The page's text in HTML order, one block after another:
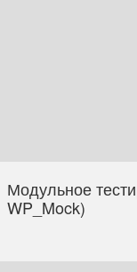
Модульное
WP_Mock)